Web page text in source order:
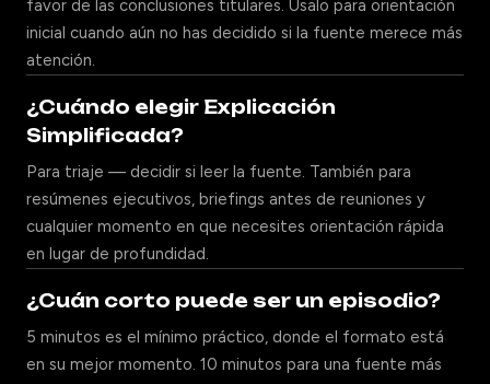
favor de las conclusiones titulares. Úsalo para orientación
inicial cuando aún no has decidido si la fuente merece más
atención.
¿Cuándo elegir Explicación
Simplificada?
Para triaje — decidir si leer la fuente. También para
resúmenes ejecutivos, briefings antes de reuniones y
cualquier momento en que necesites orientación rápida
en lugar de profundidad.
¿Cuán corto puede ser un episodio?
5 minutos es el mínimo práctico, donde el formato está
en su mejor momento. 10 minutos para una fuente más